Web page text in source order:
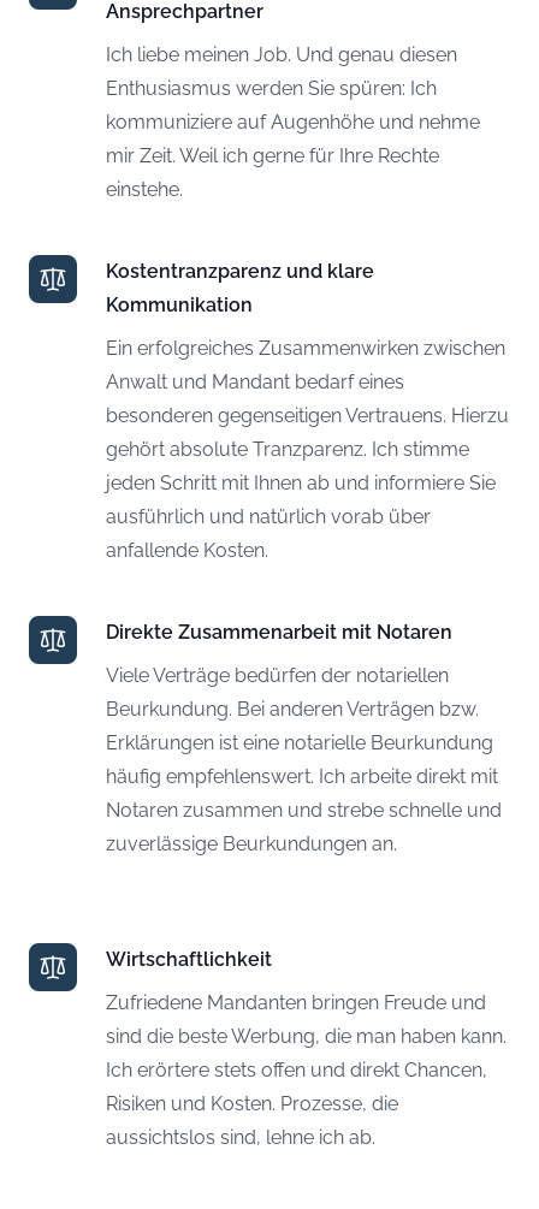
Ansprechpartner
Ich liebe meinen Job. Und genau diesen
Enthusiasmus werden Sie spüren: Ich
kommuniziere auf Augenhöhe und nehme
mir Zeit. Weil ich gerne für Ihre Rechte
einstehe.
Kostentranzparenz und klare
Kommunikation
Ein erfolgreiches Zusammenwirken zwischen
Anwalt und Mandant bedarf eines
besonderen gegenseitigen Vertrauens. Hierzu
gehört absolute Tranzparenz. Ich stimme
jeden Schritt mit Ihnen ab und informiere Sie
ausführlich und natürlich vorab über
anfallende Kosten.
Direkte Zusammenarbeit mit Notaren
Viele Verträge bedürfen der notariellen
Beurkundung. Bei anderen Verträgen bzw.
Erklärungen ist eine notarielle Beurkundung
häufig empfehlenswert. Ich arbeite direkt mit
Notaren zusammen und strebe schnelle und
zuverlässige Beurkundungen an.
Wirtschaftlichkeit
Zufriedene Mandanten bringen Freude und
sind die beste Werbung, die man haben kann.
Ich erörtere stets offen und direkt Chancen,
Risiken und Kosten. Prozesse, die
aussichtslos sind, lehne ich ab.